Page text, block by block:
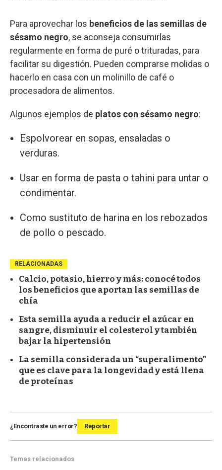
Para aprovechar los beneficios de las semillas de
sésamo negro, se aconseja consumirlas
regularmente en forma de puré o trituradas, para
facilitar su digestión. Pueden comprarse molidas o
hacerlo en casa con un molinillo de café o
procesadora de alimentos.
Algunos ejemplos de platos con sésamo negro:
Espolvorear en sopas, ensaladas o
verduras.
Usar en forma de pasta o tahini para untar o
condimentar.
Como sustituto de harina en los rebozados
de pollo o pescado.
RELACIONADAS
Calcio, potasio, hierro y más: conocé todos
los beneficios que aportan las semillas de
chía
Esta semilla ayuda a reducir el azúcar en
sangre, disminuir el colesterol y también
bajar la hipertensión
La semilla considerada un “superalimento”
que es clave para la longevidad y está llena
de proteínas
¿Encontraste un error? Reportar
Temas relacionados